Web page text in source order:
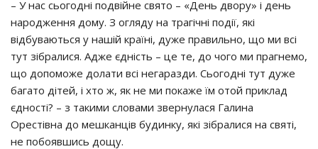
– У нас сьогодні подвійне свято – «День двору» і день
народження дому. З огляду на трагічні події, які
відбуваються у нашій країні, дуже правильно, що ми всі
тут зібралися. Адже єдність – це те, до чого ми прагнемо,
що допоможе долати всі негаразди. Сьогодні тут дуже
багато дітей, і хто ж, як не ми покаже їм отой приклад
єдності? – з такими словами звернулася Галина
Орестівна до мешканців будинку, які зібралися на святі,
не побоявшись дощу.